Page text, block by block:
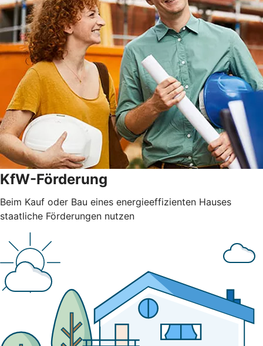
KfW-Förderung
Beim Kauf oder Bau eines energieeffizienten Hauses
staatliche Förderungen nutzen